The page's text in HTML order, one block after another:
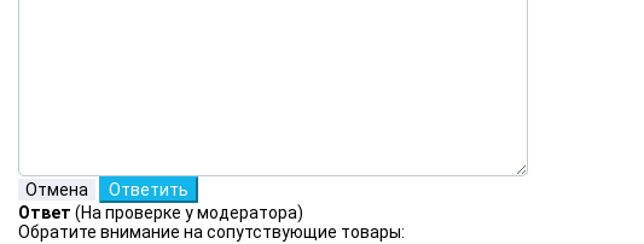
Ответ (На проверке у модератора)
Обратите внимание на сопутствующие товары: